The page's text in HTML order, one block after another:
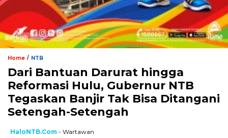
Home / NTB
Dari Bantuan Darurat hingga
Reformasi Hulu, Gubernur NTB
Tegaskan Banjir Tak Bisa Ditangani
Setengah-Setengah
HaloNTB.com - Wartawan